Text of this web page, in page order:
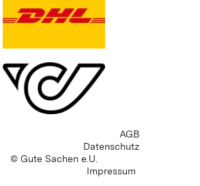
© Gute Sachen e.U.
AGB
Datenschutz
Impressum